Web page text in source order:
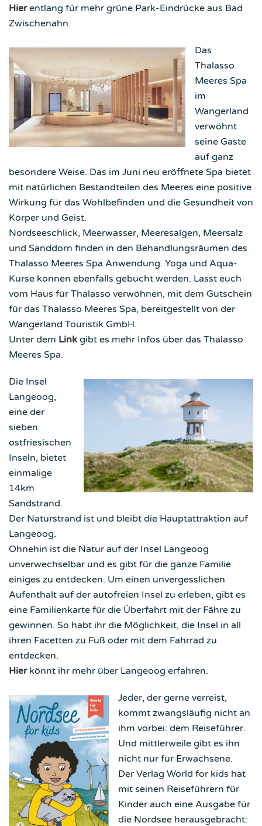
Hierentlang für mehr grüne Park-Eindrücke aus Bad
Zwischenahn.
Das
Thalasso
Meeres Spa
im
Wangerland
verwöhnt
seine Gäste
auf ganz
besondere Weise. Das im Juni neu eröffnete Spa bietet
mit natürlichen Bestandteilen des Meeres eine positive
Wirkung für das Wohlbefinden und die Gesundheit von
Körper und Geist.
Nordseeschlick, Meerwasser, Meeresalgen, Meersalz
und Sanddorn finden in den Behandlungsräumen des
Thalasso Meeres Spa Anwendung. Yoga und Aqua-
Kurse können ebenfalls gebucht werden. Lasst euch
vom Haus für Thalasso verwöhnen, mit dem Gutschein
für das Thalasso Meeres Spa, bereitgestellt von der
Wangerland Touristik GmbH.
Unter dem Link gibt es mehr Infos über das Thalasso
Meeres Spa.
Die Insel
Langeoog,
eine der
sieben
ostfriesischen
Inseln, bietet
einmalige
14km
Sandstrand.
Der Naturstrand ist und bleibt die Hauptattraktion auf
Langeoog.
Ohnehin ist die Natur auf der Insel Langeoog
unverwechselbar und es gibt für die ganze Familie
einiges zu entdecken. Um einen unvergesslichen
Aufenthalt auf der autofreien Insel zu erleben, gibt es
eine Familienkarte für die Überfahrt mit der Fähre zu
gewinnen. So habt ihr die Möglichkeit, die Insel in all
ihren Facetten zu Fuß oder mit dem Fahrrad zu
entdecken.
Hierkönnt ihr mehr über Langeoog erfahren.
Jeder, der gerne verreist,
kommt zwangsläufig nicht an
ihm vorbei: dem Reiseführer.
Und mittlerweile gibt es ihn
nicht nur für Erwachsene.
Der Verlag World for kids hat
mit seinen Reiseführern für
Kinder auch eine Ausgabe für
die Nordsee herausgebracht: